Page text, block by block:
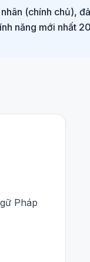
(chính chủ),
năng mới nhất
Pháp